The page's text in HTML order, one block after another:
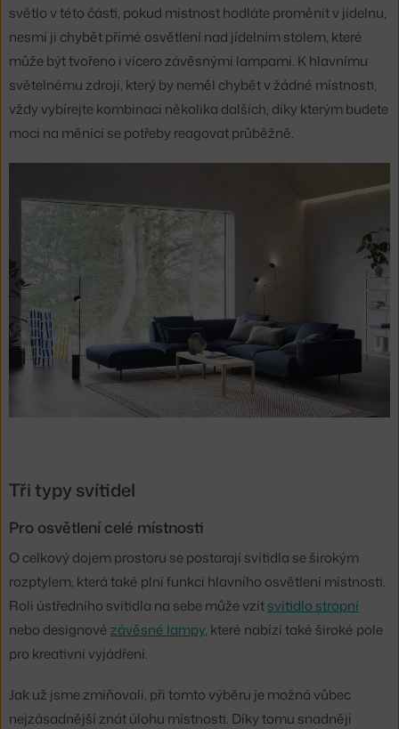
světlo v této části, pokud místnost hodláte proměnit v jídelnu,
nesmí ji chybět přímé osvětlení nad jídelním stolem, které
může být tvořeno i vícero závěsnými lampami. K hlavnímu
světelnému zdroji, který by neměl chybět v žádné místnosti,
vždy vybírejte kombinaci několika dalších, díky kterým budete
moci na měnící se potřeby reagovat průběžně.
Tři typy svítidel
Pro osvětlení celé místnosti
O celkový dojem prostoru se postarají svítidla se širokým
rozptylem, která také plní funkci hlavního osvětlení místnosti.
Roli ústředního svítidla na sebe může vzítsvítidlo stropní
nebo designovézávěsné lampy, které nabízí také široké pole
pro kreativní vyjádření.
Jak už jsme zmiňovali, při tomto výběru je možná vůbec
nejzásadnější znát úlohu místnosti. Díky tomu snadněji